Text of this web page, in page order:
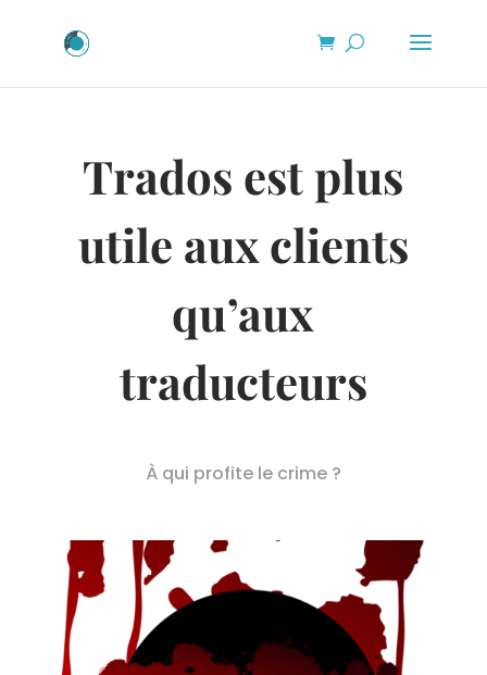
Trados est plus
utile aux clients
qu’aux
traducteurs
À qui profite le crime ?